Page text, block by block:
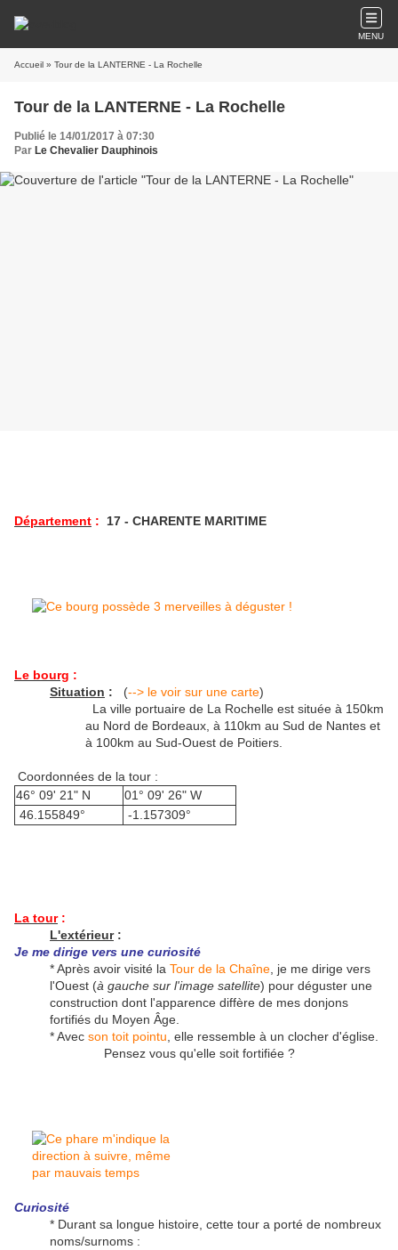
MENU
Accueil » Tour de la LANTERNE - La Rochelle
Tour de la LANTERNE - La Rochelle
Publié le 14/01/2017 à 07:30
Par Le Chevalier Dauphinois
Département : 17 - CHARENTE MARITIME
Le bourg :
Situation : (--> le voir sur une carte)
La ville portuaire de La Rochelle est située à 150km
au Nord de Bordeaux, à 110km au Sud de Nantes et
à 100km au Sud-Ouest de Poitiers.
Coordonnées de la tour :
46° 09' 21" N
01° 09' 26" W
46.155849°
-1.157309°
La tour :
L'extérieur:
Je me dirige vers une curiosité
* Après avoir visité la Tour de la Chaîne , je me dirige vers
l'Ouest (à gauche sur l'image satellite) pour déguster une
construction dont l'apparence diffère de mes donjons
fortifiés du Moyen Âge.
* Avec son toit pointu , elle ressemble à un clocher d'église.
Pensez vous qu'elle soit fortifiée ?
Curiosité
* Durant sa longue histoire, cette tour a porté de nombreux
noms/surnoms :